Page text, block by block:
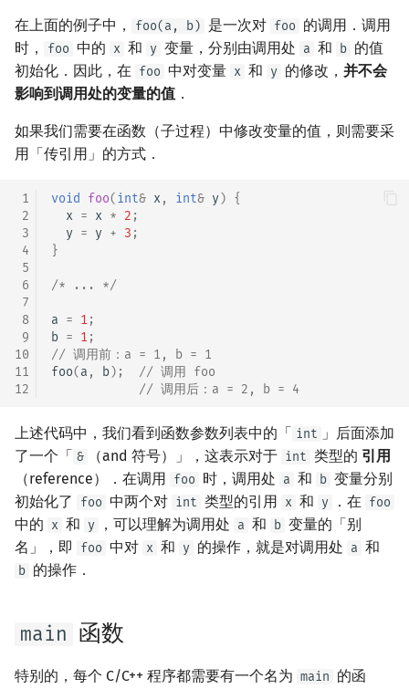
在上面的例子中， foo(a, b) 是一次对 foo 的调用．调用
时，
foo 中的 x 和 y 变量，分别由调用处 a 和 b 的值
初始化．因此，在 foo 中对变量 x 和 y 的修改， 并不会
影响到调用处的变量的值 ．
如果我们需要在函数（子过程）中修改变量的值，则需要采
用「传引用」的方式．
1
2
3
4
5
6
7
8
9
10
11
12
void foo(int& x, int& y) {
x = x * 2 ;
y = y + 3 ;
}
/* ... */
a = 1 ;
b = 1 ;
// 调用前：a = 1, b = 1
foo(a , b);
// 调用 foo
// 调用后：a = 2, b = 4
上述代码中，我们看到函数参数列表中的「 int 」后面添加
了一个「 & （and 符号）」，这表示对于 int 类型的 引用
（reference）．在调用 foo 时，调用处 a 和 b 变量分别
初始化了
foo 中两个对 int 类型的引用 x 和 y ．在 foo
中的 x 和 y ，可以理解为调用处 a 和 b 变量的「别
名」，即
foo 中对 x 和 y 的操作，就是对调用处 a 和
b 的操作．
main 函数
特别的，每个 C/C++ 程序都需要有一个名为 main 的函